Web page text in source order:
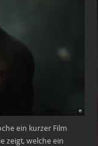
ein kurzer Film
zeigt, welche ein